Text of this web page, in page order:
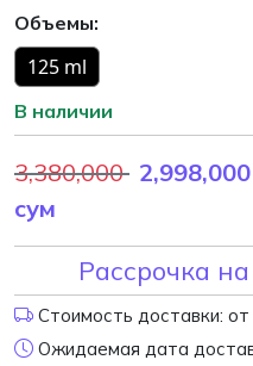
Объемы:
125 ml
В наличии
3,380,000 2,998,000
сум
Рассрочка
Стоимость доставки:
Ожидаемая дата